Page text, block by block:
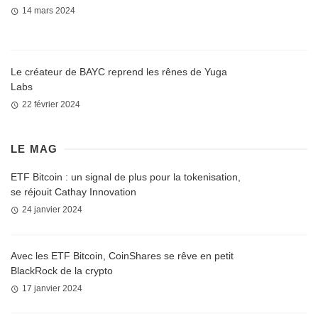
14 mars 2024
Le créateur de BAYC reprend les rênes de Yuga
Labs
22 février 2024
LE MAG
ETF Bitcoin : un signal de plus pour la tokenisation,
se réjouit Cathay Innovation
24 janvier 2024
Avec les ETF Bitcoin, CoinShares se rêve en petit
BlackRock de la crypto
17 janvier 2024